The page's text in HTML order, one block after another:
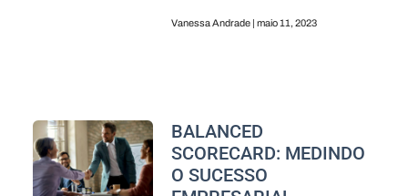
Vanessa Andrade maio 11, 2023
BALANCED
SCORECARD: MEDINDO
O SUCESSO